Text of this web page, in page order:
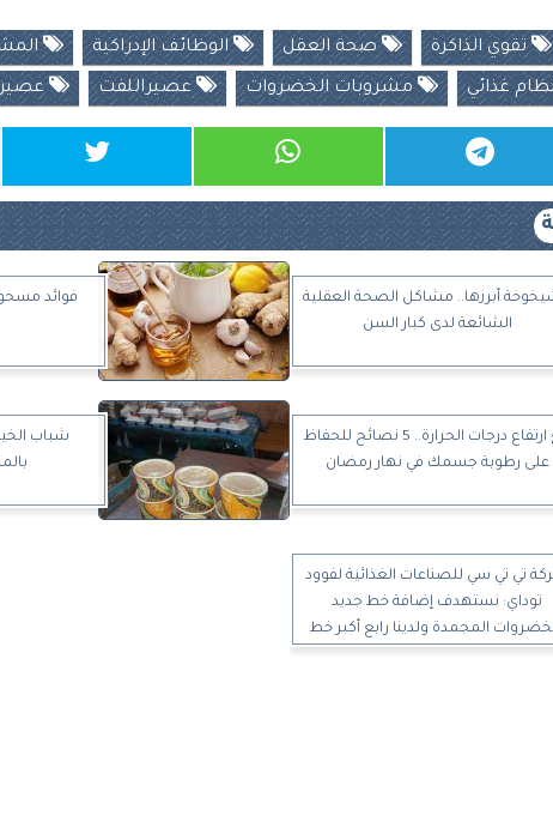
تقوي الذاكرة صحة العقل الوظائف الإدراكية
غذائي مشروبات الخضروات عصيراللفت
أبرزها.. مشاكل الصحة العقلية
الشائعة لدى كبار السن
فوائد
مع ارتفاع درجات الحرارة.. 5 نصائح للحفاظ
على رطوبة جسمك في نهار رمضان
شباب
تي تي سي للصناعات الغذائية لفوود
توداي: نستهدف إضافة خط جديد
المجمدة ولدينا رابع أكبر خط